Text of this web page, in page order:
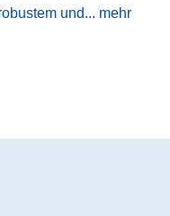
und... mehr